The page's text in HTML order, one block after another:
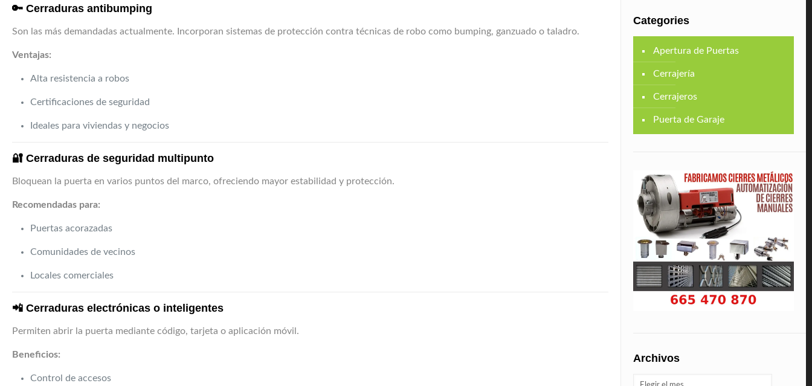
🔑 Cerraduras antibumping
Son las más demandadas actualmente. Incorporan sistemas de protección contra técnicas de robo como bumping, ganzuado o taladro.
Ventajas:
Alta resistencia a robos
Certificaciones de seguridad
Ideales para viviendas y negocios
🔐 Cerraduras de seguridad multipunto
Bloquean la puerta en varios puntos del marco, ofreciendo mayor estabilidad y protección.
Recomendadas para:
Puertas acorazadas
Comunidades de vecinos
Locales comerciales
📲 Cerraduras electrónicas o inteligentes
Permiten abrir la puerta mediante código, tarjeta o aplicación móvil.
Beneficios:
Control de accesos
Categories
Apertura de Puertas
Cerrajería
Cerrajeros
Puerta de Garaje
Archivos
Archivos